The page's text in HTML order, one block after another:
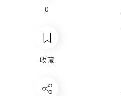
0
收藏